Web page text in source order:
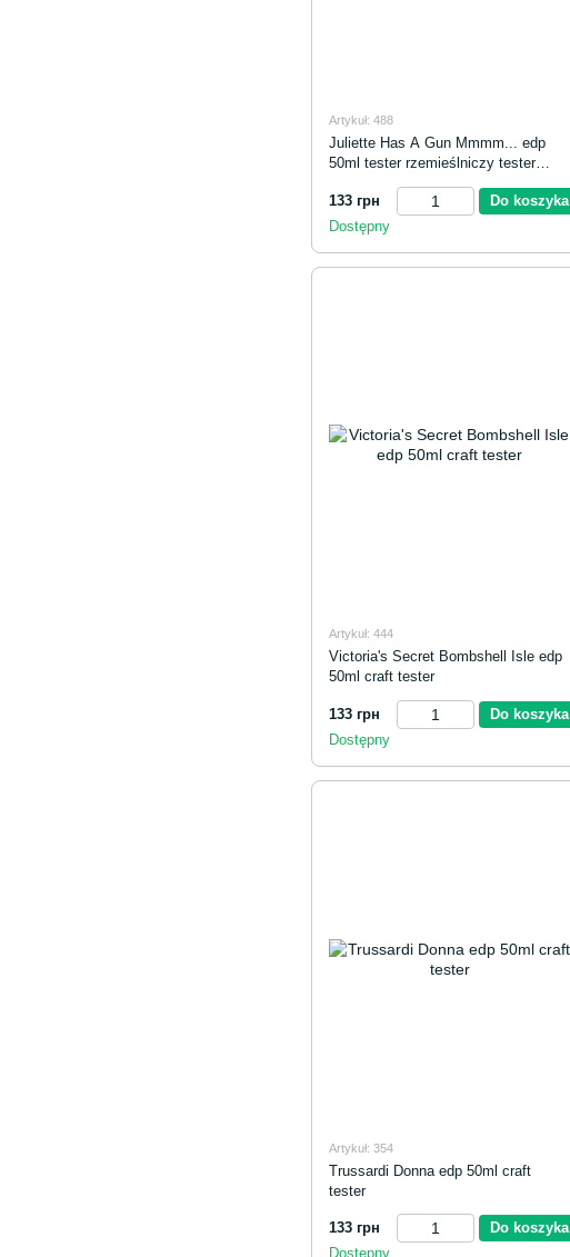
Artykuł: 488
Juliette Has A Gun Mmmm... edp
50ml tester rzemieślniczy tester
rzemieślniczy
133 грн
Do koszyka
Dostępny
Artykuł: 444
Victoria's Secret Bombshell Isle edp
50ml craft tester
133 грн
Do koszyka
Dostępny
Artykuł: 354
Trussardi Donna edp 50ml craft
tester
133 грн
Do koszyka
Dostępny